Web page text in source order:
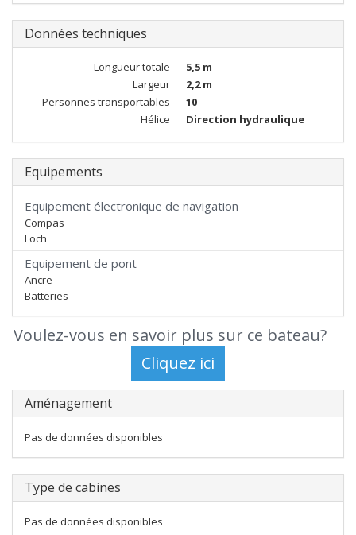
Données techniques
Longueur totale
5,5 m
Largeur
2,2 m
Personnes transportables
10
Hélice
Direction hydraulique
Equipements
Equipement électronique de navigation
Compas
Loch
Equipement de pont
Ancre
Batteries
Voulez-vous en savoir plus sur ce bateau?
Aménagement
Pas de données disponibles
Type de cabines
Pas de données disponibles